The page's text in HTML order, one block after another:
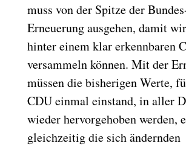
muss von der Spitze der
Erneuerung ausgehen, damit
hinter einem klar erkennbaren
versammeln können. Mit der
müssen die bisherigen Werte,
CDU einmal einstand, in aller
wieder hervorgehoben werden,
gleichzeitig die sich ändernden